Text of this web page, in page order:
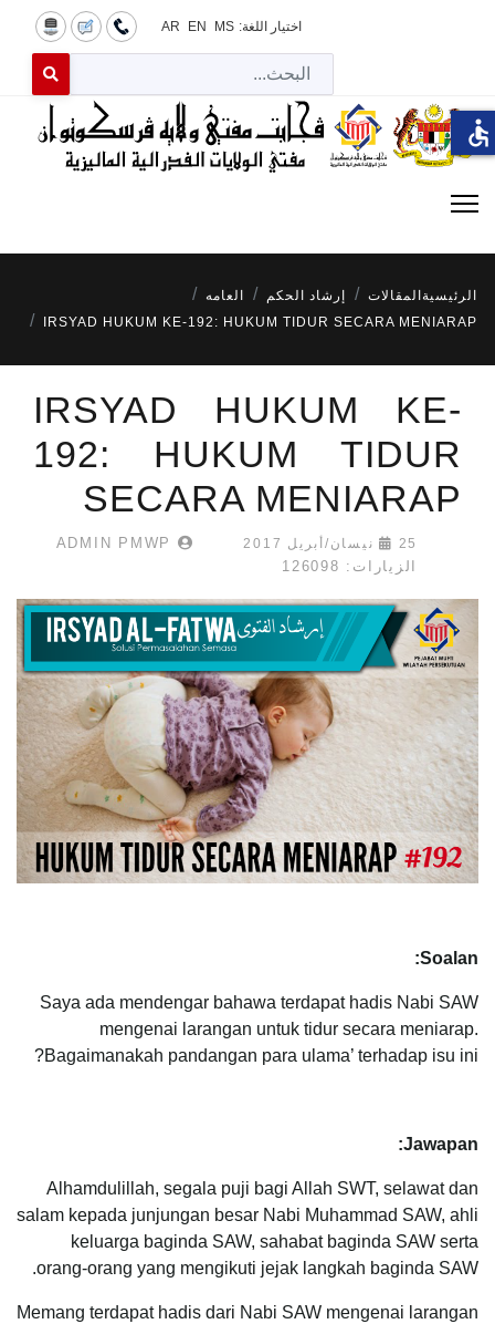
اختيار اللغة: MS
EN
AR
for results.
الرئيسية المقالات إرشاد الحكم
العامه
IRSYAD HUKUM KE-192: HUKUM TIDUR SECARA MENIARAP
IRSYAD HUKUM KE-
192: HUKUM TIDUR
SECARA MENIARAP
25 نيسان/أبريل 2017
الزيارات: 126098
Soalan:
Saya ada mendengar bahawa terdapat hadis Nabi SAW
mengenai larangan untuk tidur secara meniarap.
Bagaimanakah pandangan para ulama’ terhadap isu ini?
Jawapan:
Alhamdulillah, segala puji bagi Allah SWT, selawat dan
salam kepada junjungan besar Nabi Muhammad SAW, ahli
keluarga baginda SAW, sahabat baginda SAW serta
orang-orang yang mengikuti jejak langkah baginda SAW.
Memang terdapat hadis dari Nabi SAW mengenai larangan
accessible